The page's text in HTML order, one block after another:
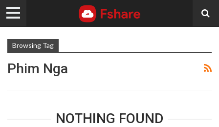
Browsing Tag
Phim Nga
NOTHING FOUND